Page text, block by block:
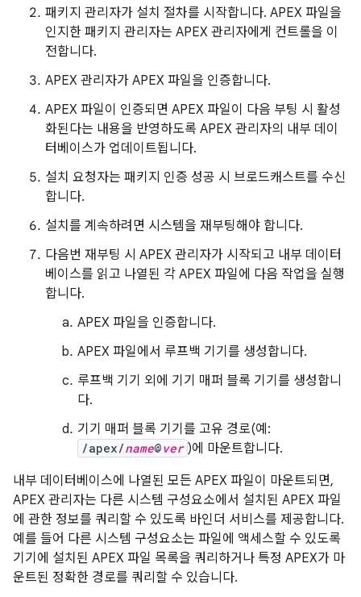
패키지 관리자가 설치 절차를 시작합니다. APEX 파일을
인지한 패키지 관리자는 APEX 관리자에게 컨트롤을 이
전합니다.
APEX 관리자가 APEX 파일을 인증합니다.
APEX 파일이 인증되면 APEX 파일이 다음 부팅 시 활성
화된다는 내용을 반영하도록 APEX 관리자의 내부 데이
터베이스가 업데이트됩니다.
설치 요청자는 패키지 인증 성공 시 브로드캐스트를 수신
합니다.
설치를 계속하려면 시스템을 재부팅해야 합니다.
다음번 재부팅 시 APEX 관리자가 시작되고 내부 데이터
베이스를 읽고 나열된 각 APEX 파일에 다음 작업을 실행
합니다.
APEX 파일을 인증합니다.
APEX 파일에서 루프백 기기를 생성합니다.
루프백 기기 외에 기기 매퍼 블록 기기를 생성합니
다.
기기 매퍼 블록 기기를 고유 경로(예:
/apex/name@ver )에 마운트합니다.
내부 데이터베이스에 나열된 모든 APEX 파일이 마운트되면,
APEX 관리자는 다른 시스템 구성요소에서 설치된 APEX 파일
에 관한 정보를 쿼리할 수 있도록 바인더 서비스를 제공합니다.
예를 들어 다른 시스템 구성요소는 파일에 액세스할 수 있도록
기기에 설치된 APEX 파일 목록을 쿼리하거나 특정 APEX가 마
운트된 정확한 경로를 쿼리할 수 있습니다.